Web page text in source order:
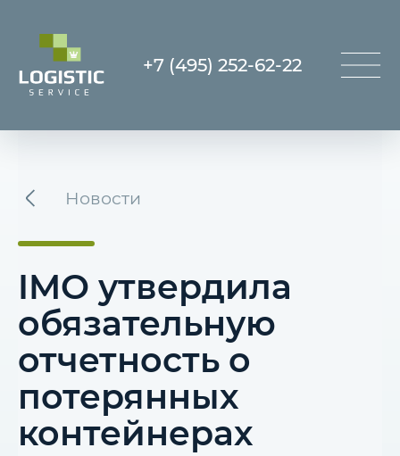
+7 (495) 252-62-22
Новости
IMO утвердила
обязательную
отчетность о
потерянных
контейнерах